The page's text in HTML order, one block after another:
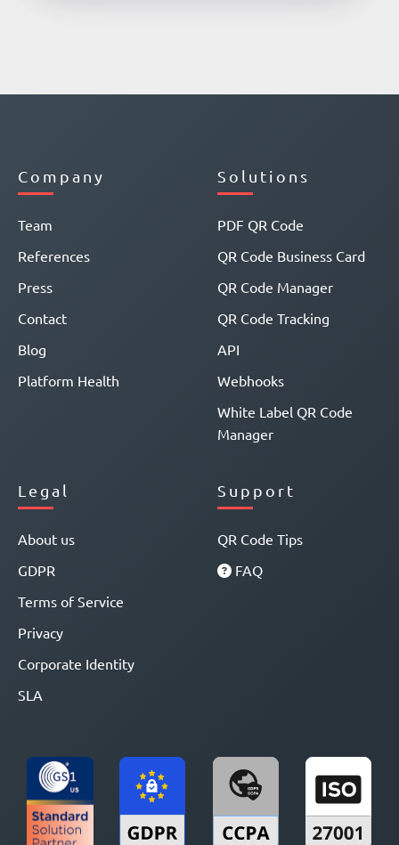
Company
Team
References
Press
Contact
Blog
Platform Health
Solutions
PDF QR Code
QR Code Business Card
QR Code Manager
QR Code Tracking
API
Webhooks
White Label QR Code
Manager
Legal
About us
GDPR
Terms of Service
Privacy
Corporate Identity
SLA
Support
QR Code Tips
FAQ